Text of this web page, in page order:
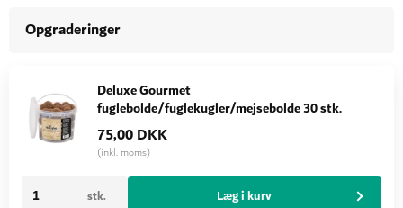
Opgraderinger
Deluxe Gourmet
fuglebolde/fuglekugler/mejsebolde 30 stk.
75,00 DKK
(inkl. moms)
stk. Læg i kurv